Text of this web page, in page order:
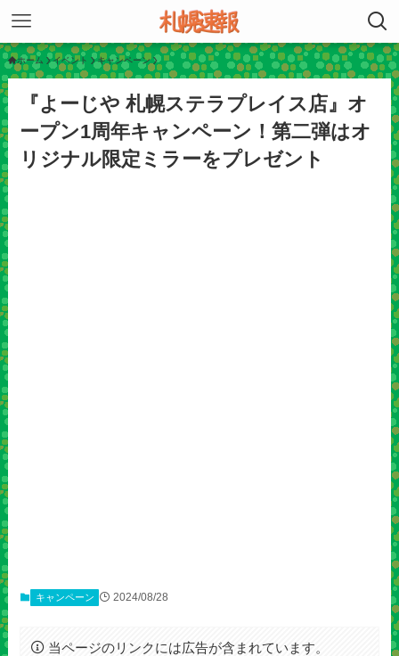
ホーム イベント キャンペーン
『よーじや 札幌ステラプレイス店』オ
ープン1周年キャンペーン！第二弾はオ
リジナル限定ミラーをプレゼント
キャンペーン 2024/08/28
当ページのリンクには広告が含まれています。